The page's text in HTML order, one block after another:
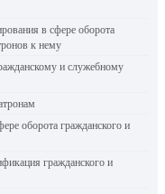
в сфере оборота
к нему
и служебному
оборота гражданского и
гражданского и